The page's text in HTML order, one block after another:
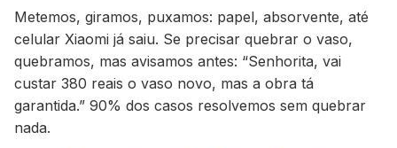
Metemos, giramos, puxamos: papel, absorvente, até
celular Xiaomi já saiu. Se precisar quebrar o vaso,
quebramos, mas avisamos antes: “Senhorita, vai
custar 380 reais o vaso novo, mas a obra tá
garantida.” 90% dos casos resolvemos sem quebrar
nada.